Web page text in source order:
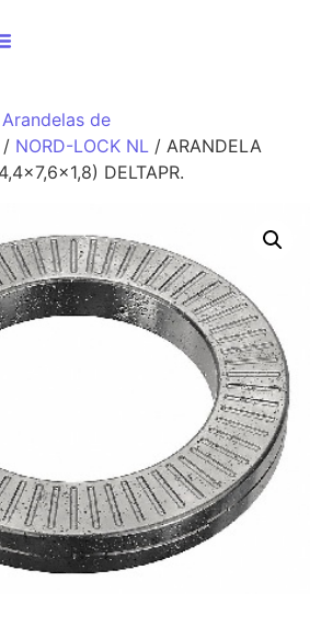
Arandelas de
/ NORD-LOCK NL / ARANDELA
DELTAPR.